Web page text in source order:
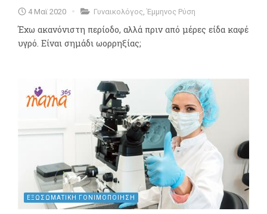
4 Μαϊ 2020 Γυναικολόγος,Έμμηνος Ρύση
Έχω ακανόνιστη περίοδο, αλλά πριν από μέρες είδα καφέ
υγρό. Είναι σημάδι ωορρηξίας;
ΕΞΩΣΩΜΑΤΙΚΗ ΓΟΝΙΜΟΠΟΙΗΣΗ